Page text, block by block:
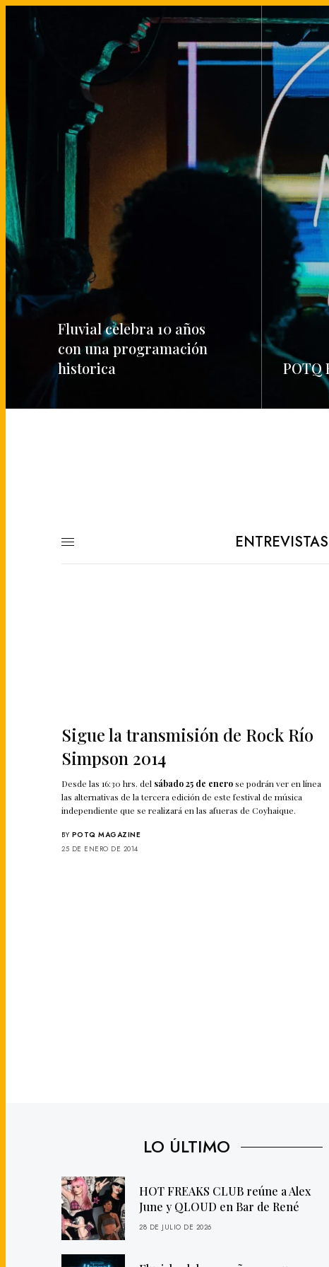
Fluvial celebra 10 años
con una programación
historica
POTQ
ENTREVISTAS
Sigue la transmisión de Rock Río
Simpson 2014
Desde las 16:30 hrs. del sábado 25 de enerose podrán ver en línea
las alternativas de la tercera edición de este festival de música
independiente que se realizará en las afueras de Coyhaique.
BY POTQ MAGAZINE
25 DE ENERO DE 2014
LO ÚLTIMO
HOT FREAKS CLUB reúne a Alex
June y QLOUD en Bar de René
28 DE JULIO DE 2026